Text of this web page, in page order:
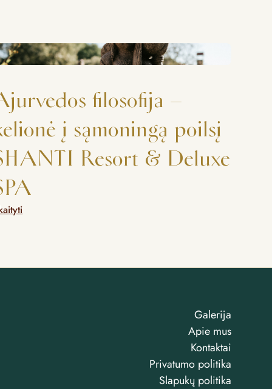
filosofija –
į sąmoningą poilsį
Resort & Deluxe
Galerija
Apie mus
Kontaktai
Privatumo politika
Slapukų politika